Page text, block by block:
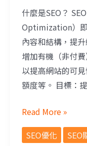
什麼是SEO？
Optimization）
內容和結構，提
增加有機（非付
以提高網站的可
額度等。 目標：提
Read More »
SEO優化
SEO